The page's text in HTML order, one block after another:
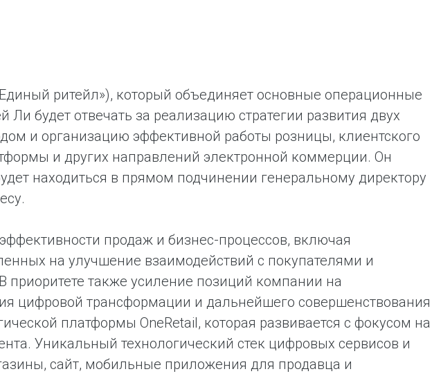
ритейл»), который объединяет основные операционные
будет отвечать за реализацию стратегии развития двух
и организацию эффективной работы розницы, клиентского
и других направлений электронной коммерции. Он
находиться в прямом подчинении генеральному директору
продаж и бизнес-процессов, включая
на улучшение взаимодействий с покупателями и
также усиление позиций компании на
цифровой трансформации и дальнейшего совершенствования
платформы OneRetail, которая развивается с фокусом на
Уникальный технологический стек цифровых сервисов и
сайт, мобильные приложения для продавца и